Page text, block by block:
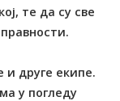
те да су све
и друге екипе.
у погледу